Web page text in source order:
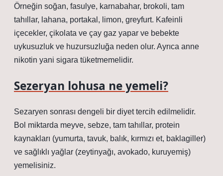
Örneğin soğan, fasulye, karnabahar, brokoli, tam
tahıllar, lahana, portakal, limon, greyfurt. Kafeinli
içecekler, çikolata ve çay gaz yapar ve bebekte
uykusuzluk ve huzursuzluğa neden olur. Ayrıca anne
nikotin yani sigara tüketmemelidir.
Sezeryan lohusa ne yemeli?
Sezaryen sonrası dengeli bir diyet tercih edilmelidir.
Bol miktarda meyve, sebze, tam tahıllar, protein
kaynakları (yumurta, tavuk, balık, kırmızı et, baklagiller)
ve sağlıklı yağlar (zeytinyağı, avokado, kuruyemiş)
yemelisiniz.